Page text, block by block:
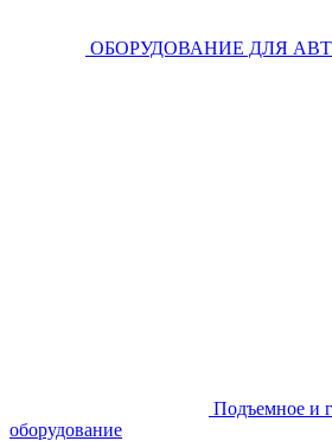
ОБОРУДОВАНИЕ ДЛЯ
Подъемное и
оборудование